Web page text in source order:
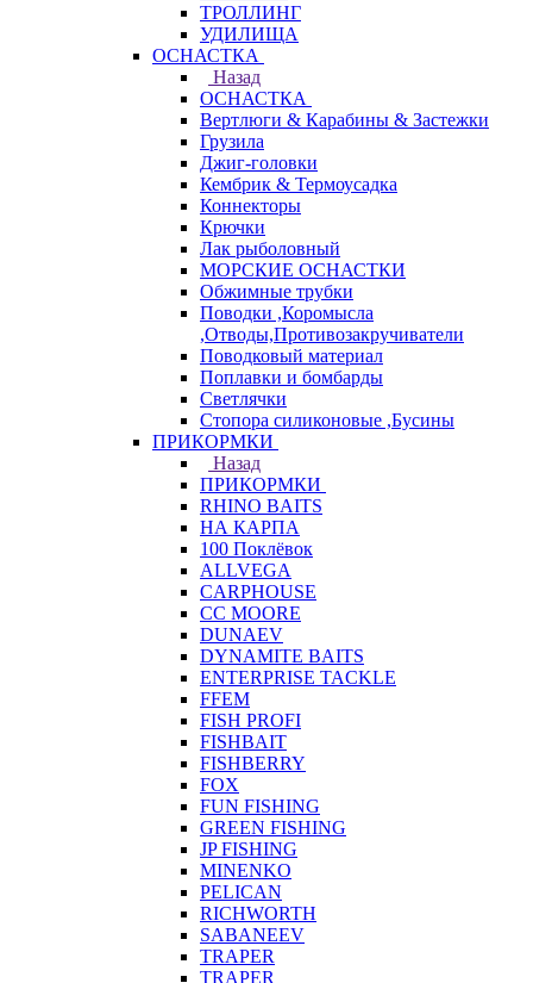
ТРОЛЛИНГ
УДИЛИЩА
ОСНАСТКА
Назад
ОСНАСТКА
Вертлюги & Карабины & Застежки
Грузила
Джиг-головки
Кембрик & Термоусадка
Коннекторы
Крючки
Лак рыболовный
МОРСКИЕ ОСНАСТКИ
Обжимные трубки
Поводки ,Коромысла
,Отводы,Противозакручиватели
Поводковый материал
Поплавки и бомбарды
Светлячки
Стопора силиконовые ,Бусины
ПРИКОРМКИ
Назад
ПРИКОРМКИ
RHINO BAITS
НА КАРПА
100 Поклёвок
ALLVEGA
CARPHOUSE
CC MOORE
DUNAEV
DYNAMITE BAITS
ENTERPRISE TACKLE
FFEM
FISH PROFI
FISHBAIT
FISHBERRY
FOX
FUN FISHING
GREEN FISHING
JP FISHING
MINENKO
PELICAN
RICHWORTH
SABANEEV
TRAPER
TRAPER